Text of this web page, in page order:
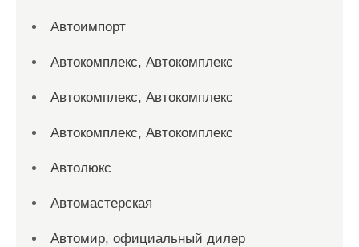
Автоимпорт
Автокомплекс, Автокомплекс
Автокомплекс, Автокомплекс
Автокомплекс, Автокомплекс
Автолюкс
Автомастерская
Автомир, официальный дилер